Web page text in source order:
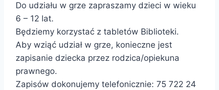
Do udziału w grze zapraszamy dzieci w wieku
6 – 12 lat.
Będziemy korzystać z tabletów Biblioteki.
Aby wziąć udział w grze, konieczne jest
zapisanie dziecka przez rodzica/opiekuna
prawnego.
Zapisów dokonujemy telefonicznie: 75 722 24